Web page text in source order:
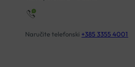
Naručite telefonski +385 3355 4001